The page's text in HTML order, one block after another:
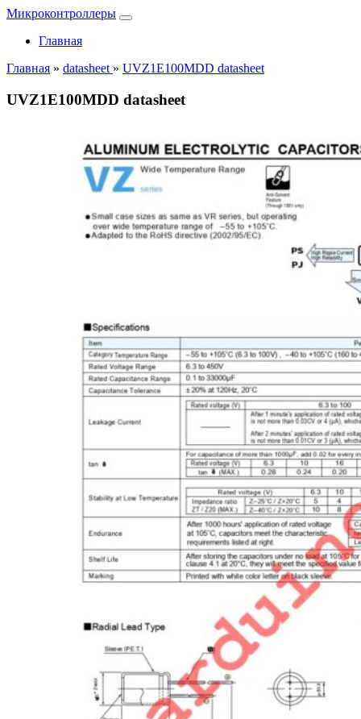
Микроконтроллеры
Главная
Главная » datasheet » UVZ1E100MDD datasheet
UVZ1E100MDD datasheet